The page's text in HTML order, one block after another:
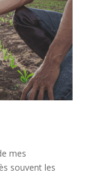
mes
souvent les